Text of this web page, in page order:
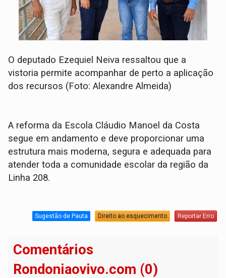
O deputado Ezequiel Neiva ressaltou que a
vistoria permite acompanhar de perto a aplicação
dos recursos (Foto: Alexandre Almeida)
A reforma da Escola Cláudio Manoel da Costa
segue em andamento e deve proporcionar uma
estrutura mais moderna, segura e adequada para
atender toda a comunidade escolar da região da
Linha 208.
Sugestão de Pauta Direito ao esquecimento Reportar Erro
Comentários
Rondoniaovivo.com (0)